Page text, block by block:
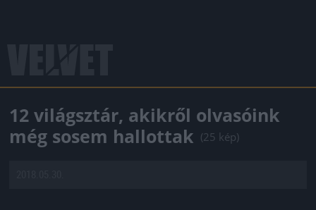
12 világsztár, akikről olvasóink
még sosem hallottak (25 kép)